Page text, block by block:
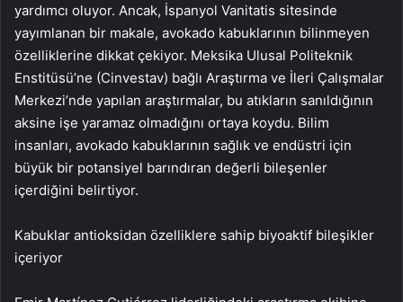
yardımcı oluyor. Ancak, İspanyol Vanitatis sitesinde
yayımlanan bir makale, avokado kabuklarının bilinmeyen
özelliklerine dikkat çekiyor. Meksika Ulusal Politeknik
Enstitüsü’ne (Cinvestav) bağlı Araştırma ve İleri Çalışmalar
Merkezi’nde yapılan araştırmalar, bu atıkların sanıldığının
aksine işe yaramaz olmadığını ortaya koydu. Bilim
insanları, avokado kabuklarının sağlık ve endüstri için
büyük bir potansiyel barındıran değerli bileşenler
içerdiğini belirtiyor.
Kabuklar antioksidan özelliklere sahip biyoaktif bileşikler
içeriyor